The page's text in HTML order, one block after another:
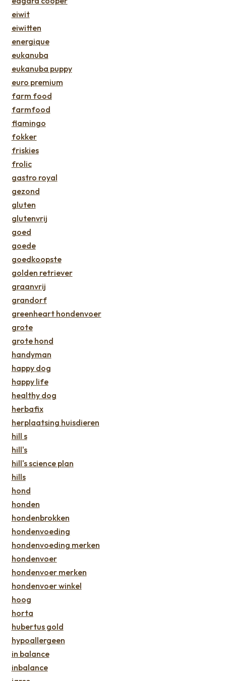
eiwit
eiwitten
energique
eukanuba
eukanuba puppy
euro premium
farm food
farmfood
flamingo
fokker
friskies
frolic
gastro royal
gezond
gluten
glutenvrij
goed
goede
goedkoopste
golden retriever
graanvrij
grandorf
greenheart hondenvoer
grote
grote hond
handyman
happy dog
happy life
healthy dog
herbafix
herplaatsing huisdieren
hill s
hill's
hill's science plan
hills
hond
honden
hondenbrokken
hondenvoeding
hondenvoeding merken
hondenvoer
hondenvoer merken
hondenvoer winkel
hoog
horta
hubertus gold
hypoallergeen
in balance
inbalance